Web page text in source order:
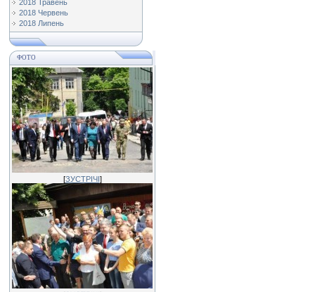
2018 Травень
2018 Червень
2018 Липень
ФОТО
[ЗУСТРІЧІ]